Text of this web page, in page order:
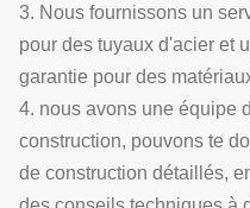
3. Nous fournissons un
pour des tuyaux d'acier et
garantie pour des
4. nous avons une équipe
construction, pouvons te
de construction détaillés,